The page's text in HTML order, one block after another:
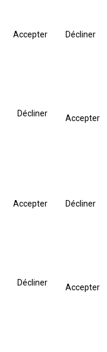
Accepter Décliner
Décliner Accepter
Accepter Décliner
Décliner Accepter